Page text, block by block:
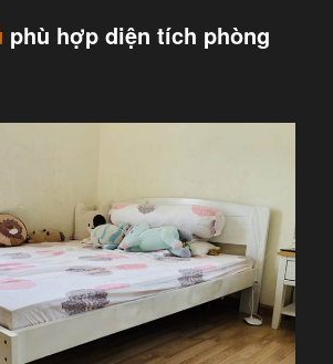
phù hợp diện tích phòng